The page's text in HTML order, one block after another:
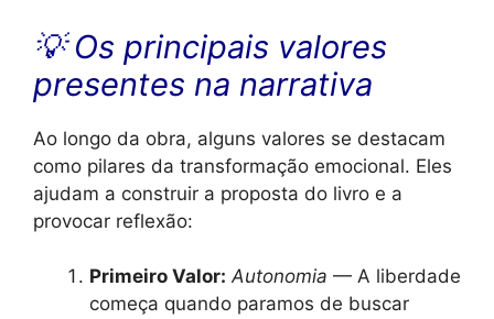
💡 Os principais valores
presentes na narrativa
Ao longo da obra, alguns valores se destacam
como pilares da transformação emocional. Eles
ajudam a construir a proposta do livro e a
provocar reflexão:
Primeiro Valor: Autonomia — A liberdade
começa quando paramos de buscar